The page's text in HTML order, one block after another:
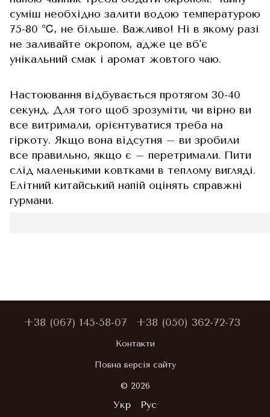
суміш необхідно залити водою температурою
75-80 ℃, не більше. Важливо! Ні в якому разі
не заливайте окропом, адже це вб'є
унікальний смак і аромат жовтого чаю.
Настоювання відбувається протягом 30-40
секунд. Для того щоб зрозуміти, чи вірно ви
все витримали, орієнтуватися треба на
гіркоту. Якщо вона відсутня – ви зробили
все правильно, якщо є – перетримали. Пити
слід маленькими ковтками в теплому вигляді.
Елітний китайський напій оцінять справжні
гурмани.
+38 (067) 145-58-07 +38 (050) 362-72-73
Контакти
Повна версія сайту
© 2026
Укр Рус